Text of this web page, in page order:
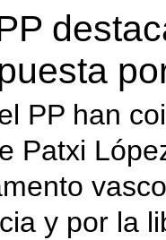
PP han
Patxi
y por la